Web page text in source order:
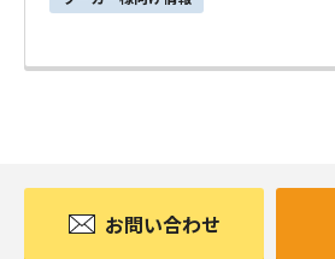
お問い合わせ